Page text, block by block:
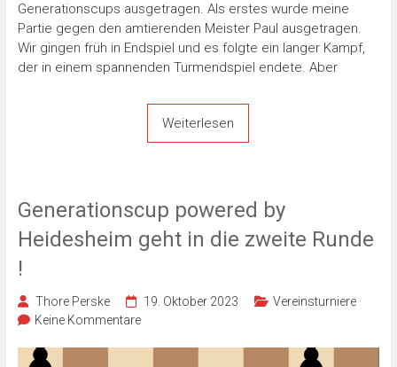
Generationscups ausgetragen. Als erstes wurde meine
Partie gegen den amtierenden Meister Paul ausgetragen.
Wir gingen früh in Endspiel und es folgte ein langer Kampf,
der in einem spannenden Turmendspiel endete. Aber
Weiterlesen
Generationscup powered by
Heidesheim geht in die zweite Runde
!
Thore Perske 19. Oktober 2023
Vereinsturniere
Keine Kommentare